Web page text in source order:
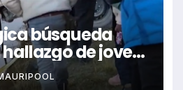
búsqueda
de joven